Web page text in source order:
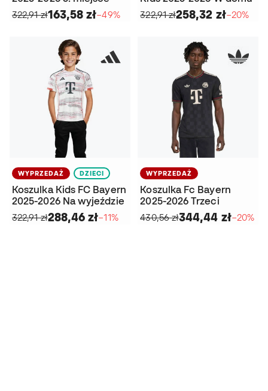
322,91 zł163,58 zł−49%
322,91 zł258,32 zł−20%
WYPRZEDAŻ DZIECI
Koszulka Kids FC Bayern
2025-2026 Na wyjeździe
322,91 zł288,46 zł−11%
WYPRZEDAŻ
Koszulka Fc Bayern
2025-2026 Trzeci
430,56 zł344,44 zł−20%